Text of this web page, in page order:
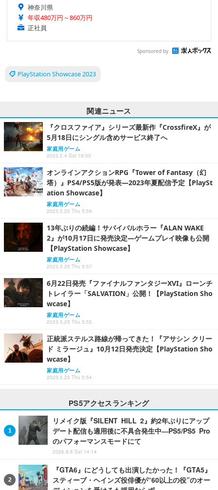
神奈川県
年収480万円～860万円
正社員
Sponsored by
PlayStation Showcase 2023
関連ニュース
『クロスファイア』シリーズ最新作『CrossfireX』が
5月18日にシングル含めサービス終了へ
家庭用ゲーム
2023.2.4 Sat 18:00
オンラインアクションRPG『Tower of Fantasy（幻
塔）』PS4/PS5版が発表―2023年夏配信予定【PlaySt
ation Showcase】
家庭用ゲーム
2023.5.25 Thu 5:59
13年ぶりの続編！サバイバルホラー『ALAN WAKE
2』が10月17日に発売決定―ゲームプレイ映像も公開
【PlayStation Showcase】
家庭用ゲーム
2023.5.25 Thu 5:57
6月22日発売『ファイナルファンタジーXVI』ローンチ
トレイラー「SALVATION」公開！【PlayStation Sho
wcase】
家庭用ゲーム
2023.5.25 Thu 5:55
正統派ステルス路線が帰ってきた！『アサシン クリー
ド ミラージュ』10月12日発売決定【PlayStation Sho
wcase】
家庭用ゲーム
2023.5.25 Thu 5:54
PS5アクセスランキング
リメイク版『SILENT HILL 2』約2年ぶりにアップ
デート配信も適用後に不具合発生中―PS5/PS5 Pro
のパフォーマンスモードにて
2026.8.8 Sat 14:14
『GTA6』にどうしても出演したかった！『GTA5』
スティーブ・ヘインズ役俳優が“60以上の役”のオー